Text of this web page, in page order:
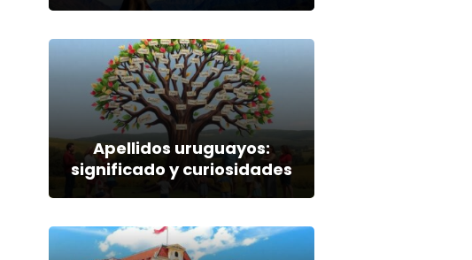
Apellidos uruguayos:
significado y curiosidades